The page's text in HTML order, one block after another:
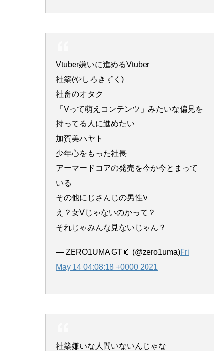
Vtuber嫌いに進めるVtuber
社築(やしろきずく)
社畜のオタク
「Vって萌えコンテンツ」みたいな偏見を
持ってる人に進めたい
加賀美ハヤト
少年心をもった社長
アーマードコアの発売を今か今とまって
いる
その他にじさんじの男性V
え？女Vじゃないのかって？
それじゃみんな見ないじゃん？
— ZERO1UMA GT📎 (@zero1uma)Fri
May 14 04:08:18 +0000 2021
社築嫌いな人間いないんじゃな